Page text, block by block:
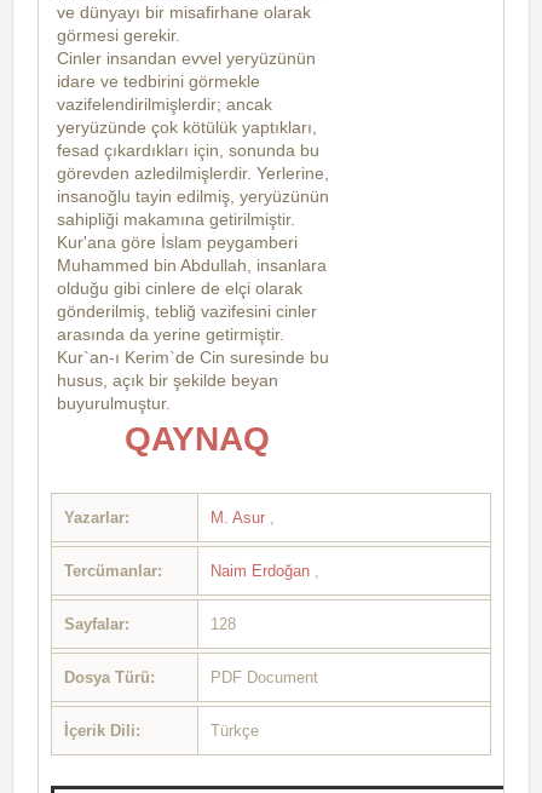
ve dünyayı bir misafirhane olarak
görmesi gerekir.
Cinler insandan evvel yeryüzünün
idare ve tedbirini görmekle
vazifelendirilmişlerdir; ancak
yeryüzünde çok kötülük yaptıkları,
fesad çıkardıkları için, sonunda bu
görevden azledilmişlerdir. Yerlerine,
insanoğlu tayin edilmiş, yeryüzünün
sahipliği makamına getirilmiştir.
Kur'ana göre İslam peygamberi
Muhammed bin Abdullah, insanlara
olduğu gibi cinlere de elçi olarak
gönderilmiş, tebliğ vazifesini cinler
arasında da yerine getirmiştir.
Kur`an-ı Kerim`de Cin suresinde bu
husus, açık bir şekilde beyan
buyurulmuştur.
QAYNAQ
Yazarlar: M. Asur
Tercümanlar: Naim Erdoğan
Sayfalar: 128
Dosya Türü: PDF Document
İçerik Dili: Türkçe